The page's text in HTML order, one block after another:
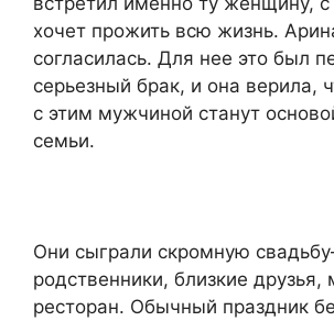
хочет прожить всю жизнь.
согласилась. Для нее это был
серьезный брак, и она верила,
с этим мужчиной станут
семьи.
Они сыграли скромную
родственники, близкие друзья,
ресторан. Обычный праздник